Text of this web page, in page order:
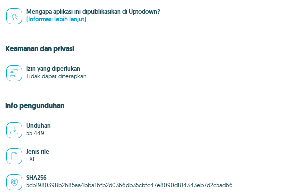
Mengapa aplikasi ini dipublikasikan di Uptodown?
(Informasi lebih lanjut)
Keamanan dan privasi
Izin yang diperlukan
Tidak dapat diterapkan
info pengunduhan
Unduhan
55.449
Jenis file
EXE
SHA256
5cb1980398b2685aa4bba16fb2d0366db35cbfc47e8090d814343eb7d2c5ad66